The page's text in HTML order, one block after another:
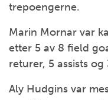
trepoengerne.
Marin Mornar var
etter 5 av 8 field
returer, 5 assists og
Aly Hudgins var